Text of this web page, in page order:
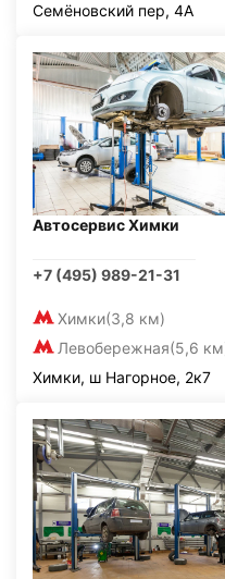
Семёновский пер, 4А
Автосервис Химки
+7 (495) 989-21-31
Химки(3,8 км)
Левобережная(5,6
Химки, ш Нагорное, 2к7